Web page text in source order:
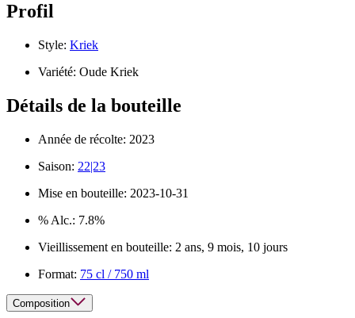
Profil
Style: Kriek
Variété: Oude Kriek
Détails de la bouteille
Année de récolte: 2023
Saison: 22|23
Mise en bouteille: 2023-10-31
% Alc.: 7.8%
Vieillissement en bouteille: 2 ans, 9 mois, 10 jours
Format: 75 cl / 750 ml
Composition